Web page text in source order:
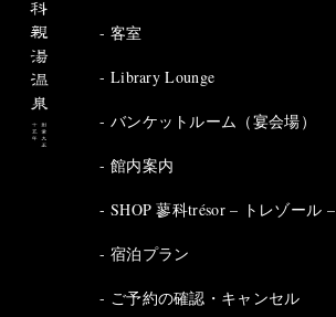
客室
Library Lounge
バンケットルーム（宴会場）
館内案内
SHOP 蓼科trésor – トレゾール –
宿泊プラン
ご予約の確認・キャンセル